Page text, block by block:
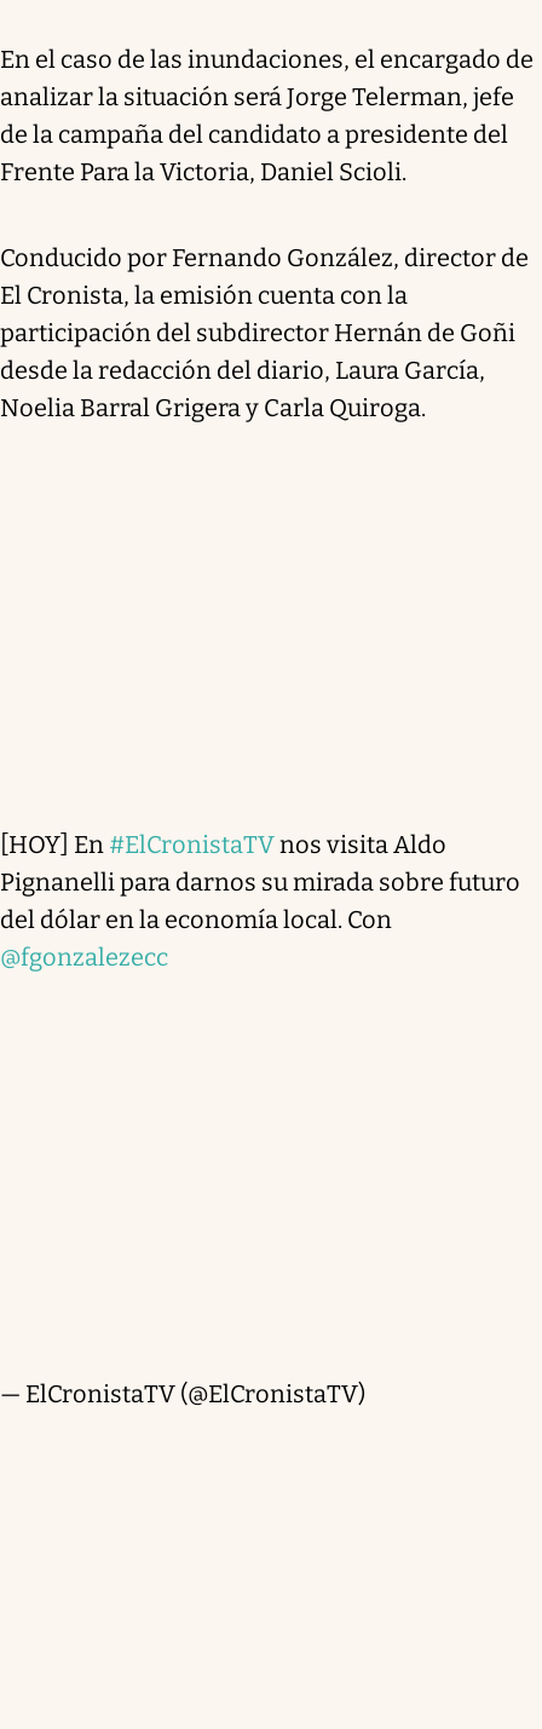
En el caso de las inundaciones, el encargado de
analizar la situación será Jorge Telerman, jefe
de la campaña del candidato a presidente del
Frente Para la Victoria, Daniel Scioli.
Conducido por Fernando González, director de
El Cronista, la emisión cuenta con la
participación del subdirector Hernán de Goñi
desde la redacción del diario, Laura García,
Noelia Barral Grigera y Carla Quiroga.
[HOY] En #ElCronistaTVnos visita Aldo
Pignanelli para darnos su mirada sobre futuro
del dólar en la economía local. Con
@fgonzalezecc
— ElCronistaTV (@ElCronistaTV)